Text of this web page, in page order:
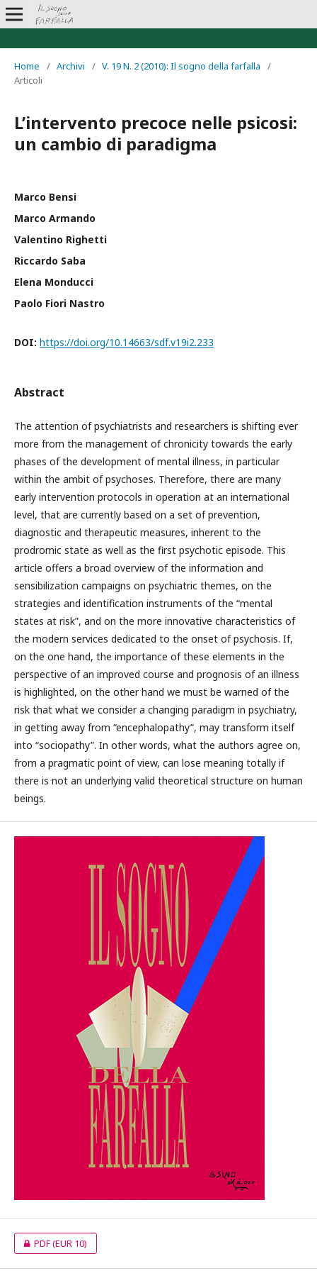
Home / Archivi / V. 19 N. 2 (2010): Il sogno della farfalla
/
Articoli
L’intervento precoce nelle psicosi:
un cambio di paradigma
Marco Bensi
Marco Armando
Valentino Righetti
Riccardo Saba
Elena Monducci
Paolo Fiori Nastro
DOI: https://doi.org/10.14663/sdf.v19i2.233
Abstract
The attention of psychiatrists and researchers is shifting ever
more from the management of chronicity towards the early
phases of the development of mental illness, in particular
within the ambit of psychoses. Therefore, there are many
early intervention protocols in operation at an international
level, that are currently based on a set of prevention,
diagnostic and therapeutic measures, inherent to the
prodromic state as well as the first psychotic episode. This
article offers a broad overview of the information and
sensibilization campaigns on psychiatric themes, on the
strategies and identification instruments of the “mental
states at risk”, and on the more innovative characteristics of
the modern services dedicated to the onset of psychosis. If,
on the one hand, the importance of these elements in the
perspective of an improved course and prognosis of an illness
is highlighted, on the other hand we must be warned of the
risk that what we consider a changing paradigm in psychiatry,
in getting away from “encephalopathy”, may transform itself
into “sociopathy”. In other words, what the authors agree on,
from a pragmatic point of view, can lose meaning totally if
there is not an underlying valid theoretical structure on human
beings.
PDF(EUR 10)